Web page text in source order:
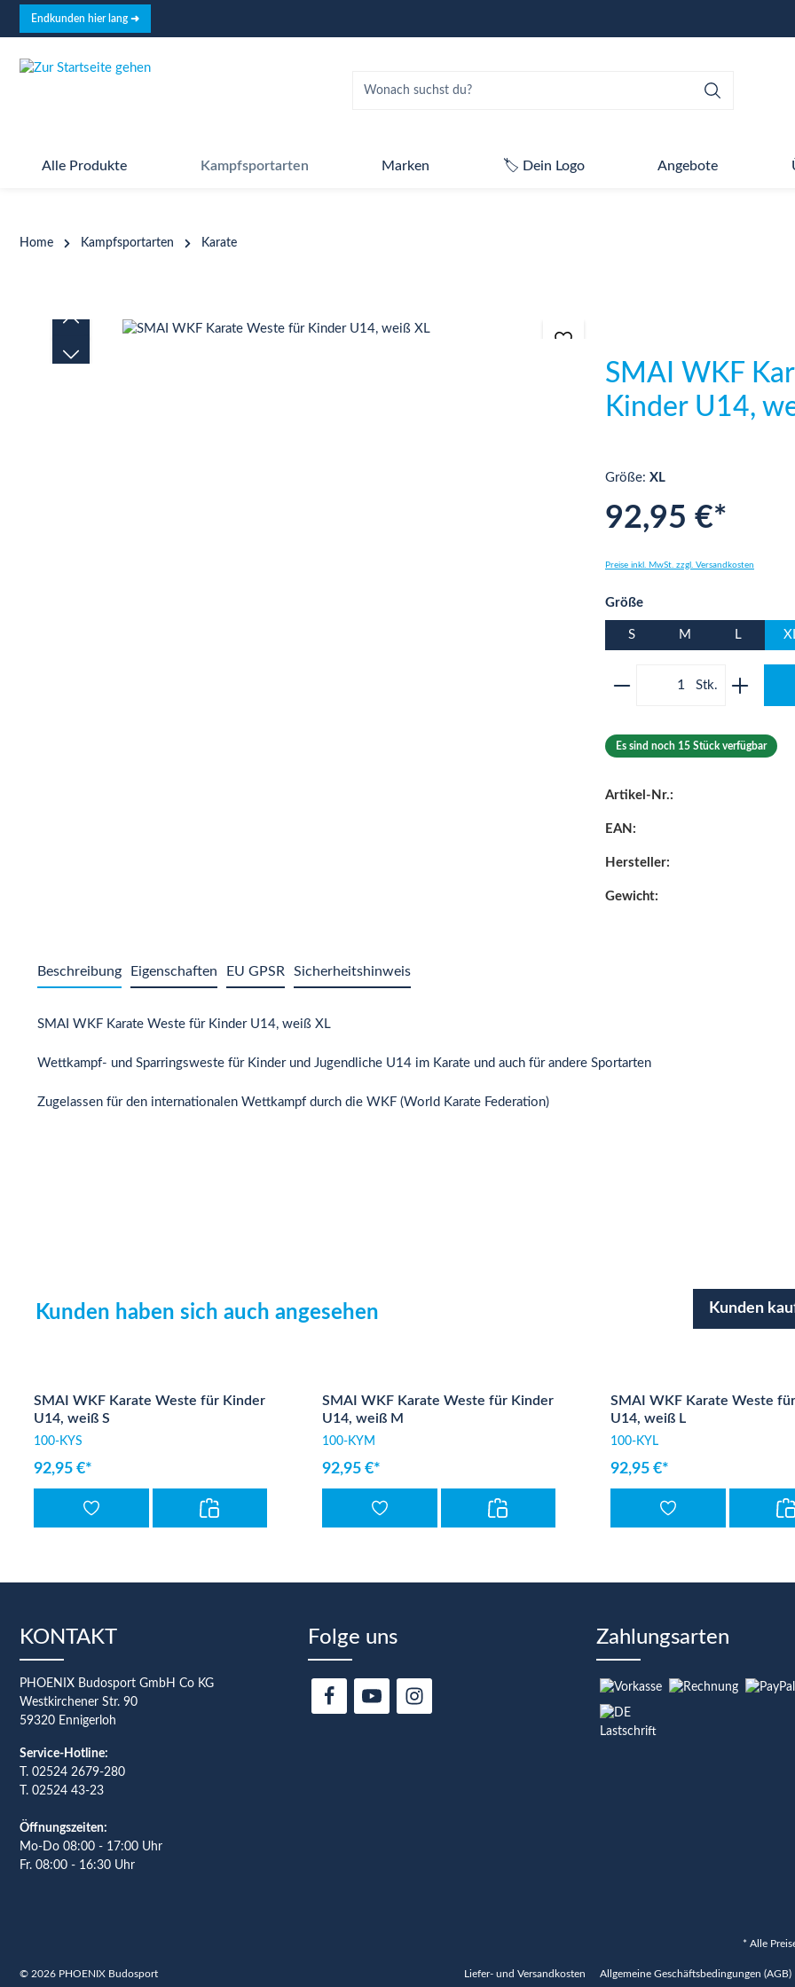
Zur Hauptnavigation springen
Endkunden hier lang ➜
Alle Produkte Kampfsportarten Marken 🏷️ Dein Logo Angebote
Home Kampfsportarten Karate
Bildergalerie überspringen
SMAI WKF
Kinder U14,
Größe: XL
92,95 €*
Preise inkl. MwSt. zzgl. Versandkosten
Größeauswählen
S M L
Produkt Anzahl:
Es sind noch 15 Stück verfügbar
Artikel-Nr.:
EAN:
Hersteller:
Gewicht:
Beschreibung Eigenschaften EU GPSR Sicherheitshinweis
SMAI WKF Karate Weste für Kinder U14, weiß XL
Wettkampf- und Sparringsweste für Kinder und Jugendliche U14 im Karate und auch für andere Sportarten
Zugelassen für den internationalen Wettkampf durch die WKF (World Karate Federation)
Kunden haben sich auch angesehen Kunden
SMAI WKF Karate Weste für Kinder
U14, weiß S
100-KYS
92,95 €*
SMAI WKF Karate Weste für Kinder
U14, weiß M
100-KYM
92,95 €*
SMAI WKF Karate Weste
U14, weiß L
100-KYL
92,95 €*
KONTAKT
PHOENIX Budosport GmbH Co KG
Westkirchener Str. 90
59320 Ennigerloh
Service-Hotline:
T. 02524 2679-280
T. 02524 43-23
Öffnungszeiten:
Mo-Do 08:00 - 17:00 Uhr
Fr. 08:00 - 16:30 Uhr
Folge uns Zahlungsarten
* Alle
© 2026 PHOENIX Budosport Liefer- und Versandkosten Allgemeine Geschäftsbedingungen (AGB)